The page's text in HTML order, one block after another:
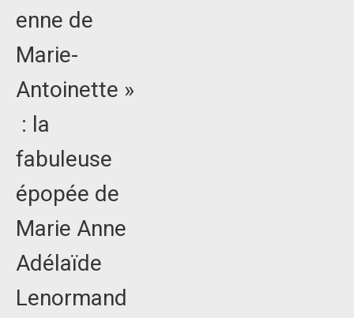
enne de
Marie-
Antoinette »
: la
fabuleuse
épopée de
Marie Anne
Adélaïde
Lenormand